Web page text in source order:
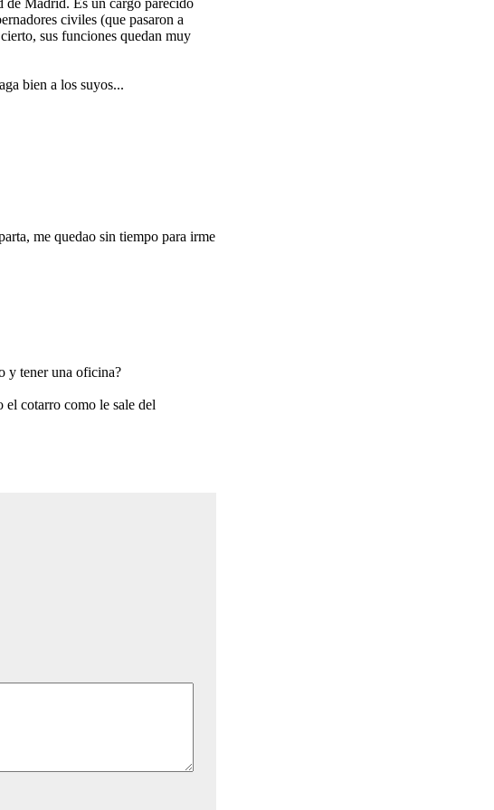
civiles (que pasaron a
sus funciones quedan muy
bien a los suyos...
me quedao sin tiempo para irme
y tener una oficina?
el cotarro como le sale del